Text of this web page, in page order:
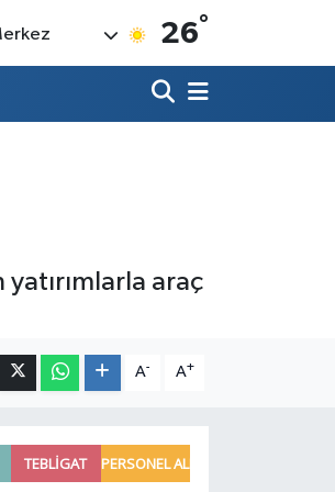
26°
yatırımlarla araç
A- A+